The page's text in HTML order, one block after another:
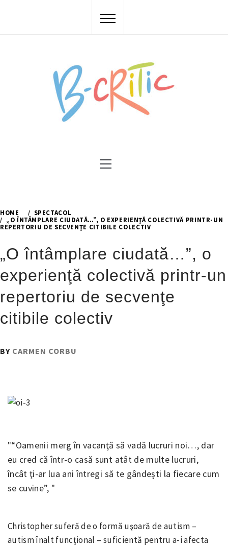
Menu
HOME
SPECTACOL
„O ÎNTÂMPLARE CIUDATĂ…”, O EXPERIENŢĂ COLECTIVĂ PRINTR-UN
REPERTORIU DE SECVENŢE CITIBILE COLECTIV
„O întâmplare ciudată…”, o
experienţă colectivă printr-un
repertoriu de secvenţe
citibile colectiv
PUBLISHED
NOIEMBRIE
BY CARMEN CORBU
“Oamenii merg în vacanţă să vadă lucruri noi…, dar
eu cred că într-o casă sunt atât de multe lucruri,
încât ţi-ar lua ani întregi să te gândeşti la fiecare cum
se cuvine”,
Christopher suferă de o formă uşoară de autism –
autism înalt funcţional – suficientă pentru a-i afecta